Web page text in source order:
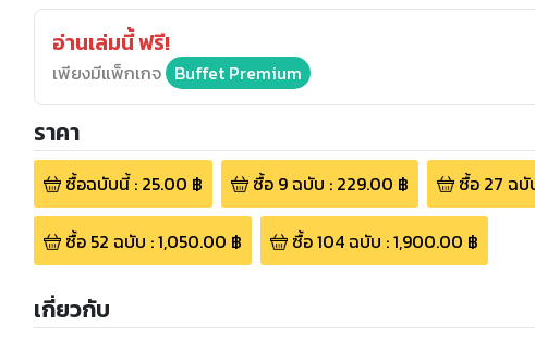
อ่านเล่มนี้ ฟรี!
เพียงมีแพ็กเกจ Buffet Premium
ราคา
ซื้อฉบับนี้: 25.00 ฿ ซื้อ 9ฉบับ : 229.00 ฿ ซื้อ 27 ฉบั
ซื้อ 52 ฉบับ :1,050.00 ฿ ซื้อ104ฉบับ :1,900.00 ฿
เกี่ยวกับ